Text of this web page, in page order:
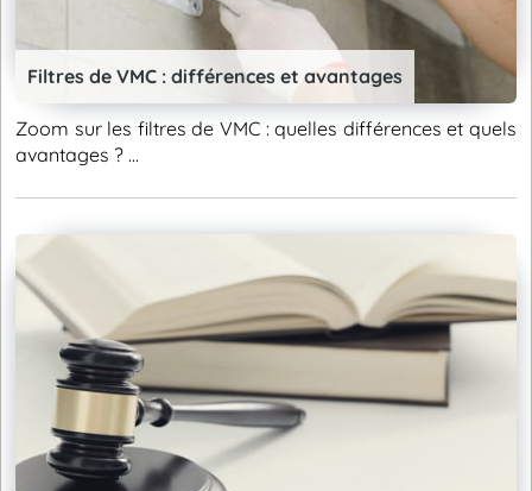
Filtres de VMC : différences et avantages
Zoom sur les filtres de VMC : quelles différences et quels
avantages ? ...